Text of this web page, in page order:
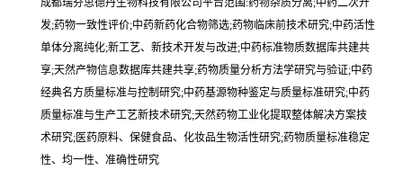
成都瑞芬思德丹生物科技有限公司平台范围:药物杂质分离;中药二次开
发;药物一致性评价;中药新药化合物筛选;药物临床前技术研究;中药活性
单体分离纯化;新工艺、新技术开发与改进;中药标准物质数据库共建共
享;天然产物信息数据库共建共享;药物质量分析方法学研究与验证;中药
经典名方质量标准与控制研究;中药基源物种鉴定与质量标准研究;中药
质量标准与生产工艺新技术研究;天然药物工业化提取整体解决方案技
术研究;医药原料、保健食品、化妆品生物活性研究;药物质量标准稳定
性、均一性、准确性研究